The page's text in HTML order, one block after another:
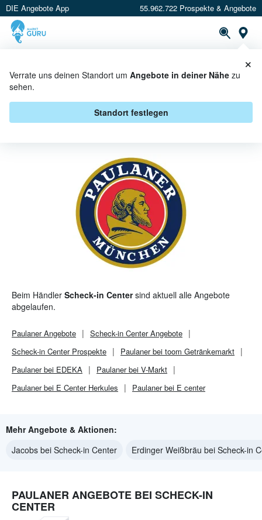
DIE Angebote App 55.962.722 Prospekte & Angebote
Verrate uns deinen Standort um Angebote in deiner Nähe zu
sehen.
Standort festlegen
×
PAULANER BEI SCHECK-IN
CENTER - ANGEBOTE &
AKTIONEN
Beim Händler Scheck-in Centersind aktuell alle Angebote
abgelaufen.
PaulanerAngebote Scheck-in CenterAngebote
Scheck-in CenterProspekte
Paulaner bei toom Getränkemarkt
Paulaner bei EDEKA
Paulaner bei V-Markt
Paulaner bei E Center Herkules
Paulaner bei E center
Mehr Angebote & Aktionen:
Jacobs bei Scheck-in Center
Erdinger Weißbräu bei Scheck-in
PAULANER ANGEBOTE BEI SCHECK-IN
CENTER